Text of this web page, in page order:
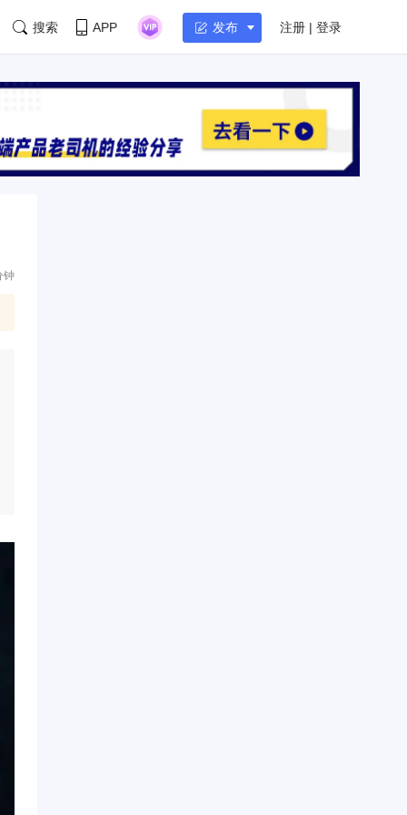
搜索 APP 发布 注册 | 登录
钟